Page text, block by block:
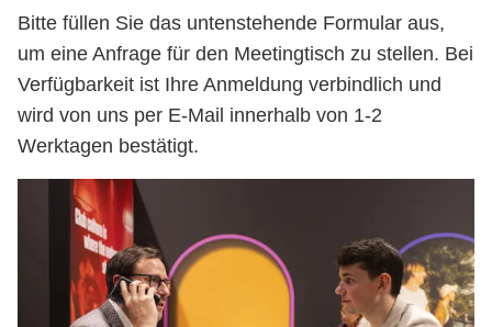
Bitte füllen Sie das untenstehende Formular aus,
um eine Anfrage für den Meetingtisch zu stellen. Bei
Verfügbarkeit ist Ihre Anmeldung verbindlich und
wird von uns per E-Mail innerhalb von 1-2
Werktagen bestätigt.